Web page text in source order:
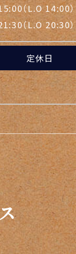
（L.O 14:00）
（L.O 20:30）
定休日